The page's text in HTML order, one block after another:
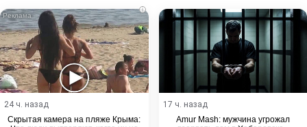
i
24 ч. назад
Скрытая камера на пляже Крыма:
17 ч. назад
Amur Mash: мужчина угрожал